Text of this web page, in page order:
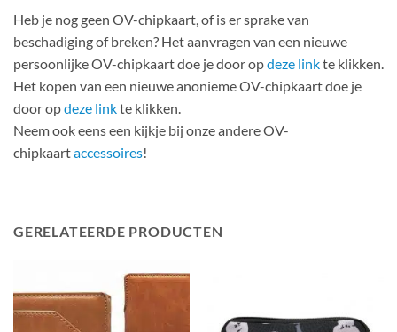
Heb je nog geen OV-chipkaart, of is er sprake van
beschadiging of breken? Het aanvragen van een nieuwe
persoonlijke OV-chipkaart doe je door opdeze linkte klikken.
Het kopen van een nieuwe anonieme OV-chipkaart doe je
door opdeze linkte klikken.
Neem ook eens een kijkje bij onze andere OV-
chipkaartaccessoires!
GERELATEERDE PRODUCTEN